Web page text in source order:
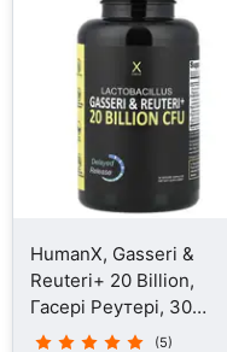
HumanX, Gasseri &
Reuteri+ 20 Billion,
Гасері Реутері, 30
капсул
(5)